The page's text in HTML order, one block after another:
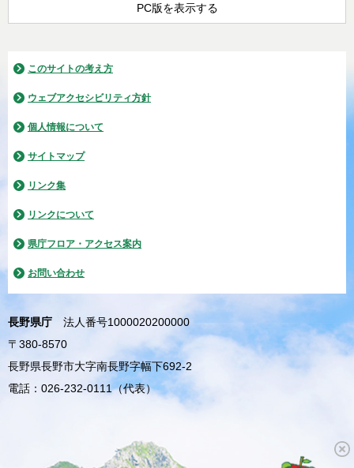
PC版を表示する
このサイトの考え方
ウェブアクセシビリティ方針
個人情報について
サイトマップ
リンク集
リンクについて
県庁フロア・アクセス案内
お問い合わせ
長野県庁
法人番号1000020200000
〒380-8570
長野県長野市大字南長野字幅下692-2
電話：026-232-0111（代表）